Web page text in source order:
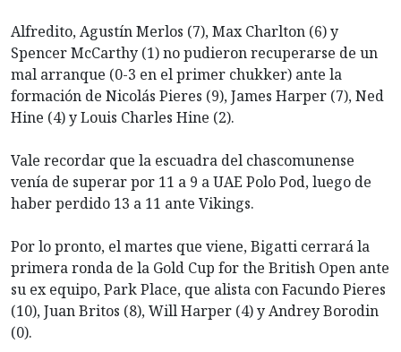
Alfredito, Agustín Merlos (7), Max Charlton (6) y
Spencer McCarthy (1) no pudieron recuperarse de un
mal arranque (0-3 en el primer chukker) ante la
formación de Nicolás Pieres (9), James Harper (7), Ned
Hine (4) y Louis Charles Hine (2).
Vale recordar que la escuadra del chascomunense
venía de superar por 11 a 9 a UAE Polo Pod, luego de
haber perdido 13 a 11 ante Vikings.
Por lo pronto, el martes que viene, Bigatti cerrará la
primera ronda de la Gold Cup for the British Open ante
su ex equipo, Park Place, que alista con Facundo Pieres
(10), Juan Britos (8), Will Harper (4) y Andrey Borodin
(0).